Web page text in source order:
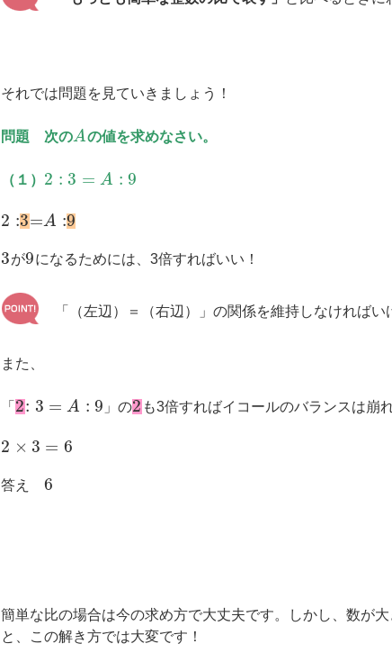
それでは問題を見ていきましょう！
問題 次のAの値を求めなさい。
（１） 2 : 3 = A : 9
2 :3=A :9
3が9になるためには、3倍すればいい！
「（左辺）＝（右辺）」の関係を維持しなければい
また、
「 2: 3 = A : 9 」の2 も3倍すればイコールのバランスは崩
2 × 3 = 6
答え6
簡単な比の場合は今の求め方で大丈夫です。しかし、数が
と、この解き方では大変です！